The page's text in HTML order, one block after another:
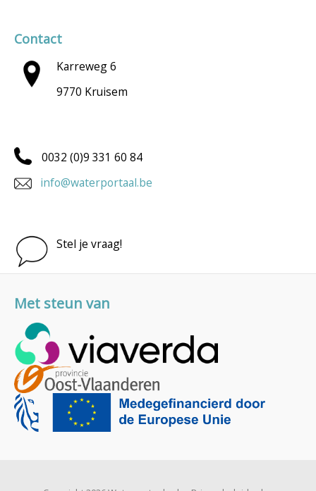
Contact
Karreweg 6
9770 Kruisem
0032 (0)9 331 60 84
info@waterportaal.be
Stel je vraag!
Met steun van